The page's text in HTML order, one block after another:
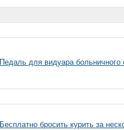
Педаль для видуара
Бесплатно бросить курить за